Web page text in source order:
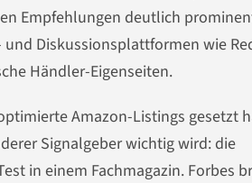
Empfehlungen deutlich
Diskussionsplattformen wie
Händler-Eigenseiten.
Amazon-Listings gesetzt
Signalgeber wichtig wird: die
in einem Fachmagazin. Forbes